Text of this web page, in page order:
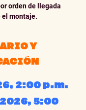
orden de llegada
el montaje.
Y
2:00 p.m.
5:00